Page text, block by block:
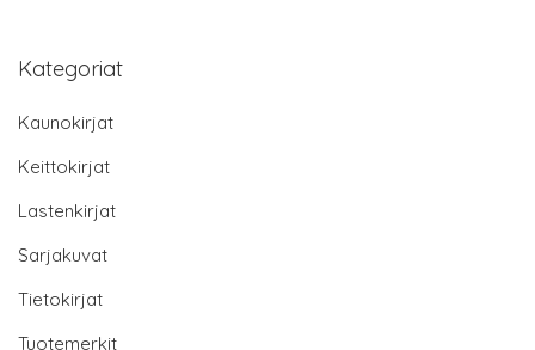
Kategoriat
Kaunokirjat
Keittokirjat
Lastenkirjat
Sarjakuvat
Tietokirjat
Tuotemerkit